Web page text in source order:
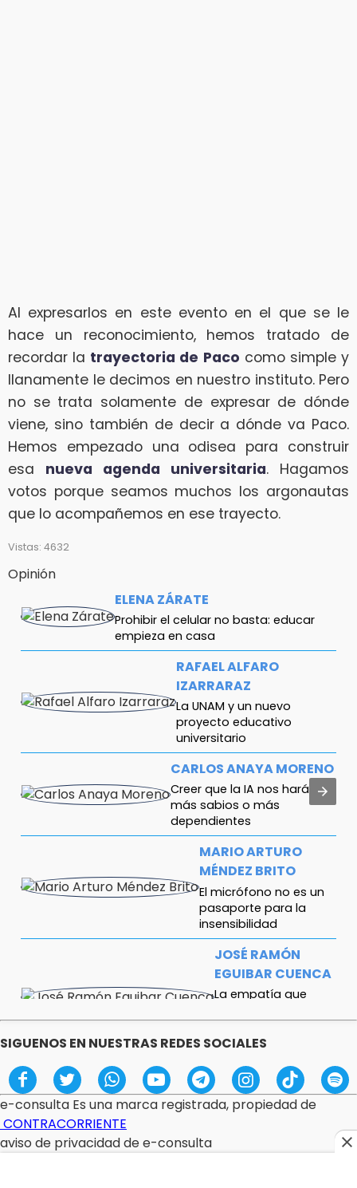
Al expresarlos en este evento en el que se le
hace un reconocimiento, hemos tratado de
recordar la trayectoria de Paco como simple y
llanamente le decimos en nuestro instituto. Pero
no se trata solamente de expresar de dónde
viene, sino también de decir a dónde va Paco.
Hemos empezado una odisea para construir
esa nueva agenda universitaria. Hagamos
votos porque seamos muchos los argonautas
que lo acompañemos en ese trayecto.
Vistas: 4632
Opinión
ELENA ZÁRATE
Prohibir el celular no basta: educar
empieza en casa
RAFAEL ALFARO
IZARRARAZ
La UNAM y un nuevo
proyecto educativo
universitario
CARLOS ANAYA MORENO
Creer que la IA nos hará
más sabios o más
dependientes
MARIO ARTURO
MÉNDEZ BRITO
El micrófono no es un
pasaporte para la
insensibilidad
JOSÉ RAMÓN
EGUIBAR CUENCA
La empatía que
depende de cómo
dormimos
JOSÉL MOCTEZUMA
Armenta no solapará
gobernantes fantoches y
SIGUENOS EN NUESTRAS REDES SOCIALES
e-consulta Es una marca registrada, propiedad de
CONTRACORRIENTE
aviso de privacidad de e-consulta